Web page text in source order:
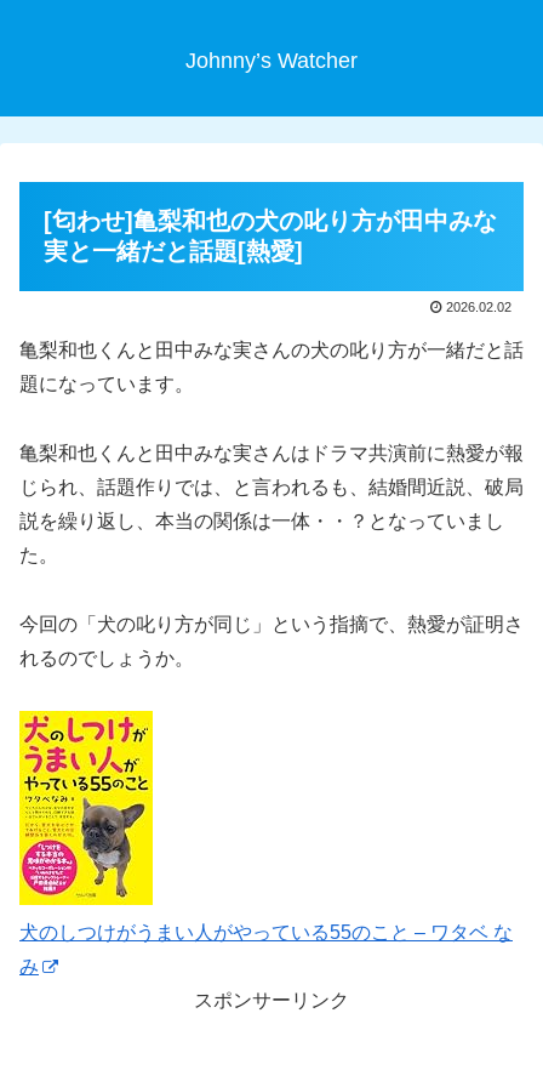
Johnny’s Watcher
[匂わせ]亀梨和也の犬の叱り方が田中みな
実と一緒だと話題[熱愛]
2026.02.02
亀梨和也くんと田中みな実さんの犬の叱り方が一緒だと話
題になっています。
亀梨和也くんと田中みな実さんはドラマ共演前に熱愛が報
じられ、話題作りでは、と言われるも、結婚間近説、破局
説を繰り返し、本当の関係は一体・・？となっていまし
た。
今回の「犬の叱り方が同じ」という指摘で、熱愛が証明さ
れるのでしょうか。
犬のしつけがうまい人がやっている55のこと – ワタベ な
み
スポンサーリンク